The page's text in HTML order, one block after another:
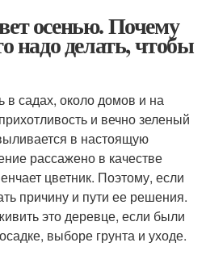
осенью. Почему
надо делать, чтобы
в садах, около домов и на
и вечно зеленый
в настоящую
рассажено в качестве
цветник. Поэтому, если
причину и пути ее решения.
это деревце, если были
выборе грунта и уходе.